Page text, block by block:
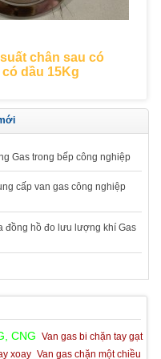
chân sau có
dầu 15Kg
Gas trong bếp công nghiệp
cấp van gas công nghiệp
đồng hồ đo lưu lượng khí Gas
CNG Van gas bi chặn tay gạt
xoay Van gas chặn một chiều